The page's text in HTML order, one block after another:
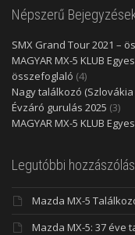
Népszerű
SMX Grand Tour 2021 –
MAGYAR MX-5 KLUB
összefoglaló (4)
Nagy találkozó (Szlovákia
Évzáró gurulás 2025 (3)
MAGYAR MX-5 KLUB
Legutóbbi
Mazda MX-5
Mazda MX-5: 37 éve